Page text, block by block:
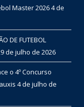
Master 20264 de
DE FUTEBOL
de julho de 2026
o 4º Concurso
4 de julho de